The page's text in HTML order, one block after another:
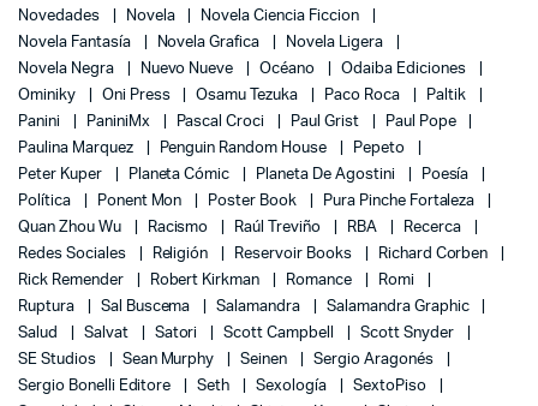
Novedades
Novela
Novela Ciencia Ficcion
Novela Fantasía
Novela Grafica
Novela Ligera
Novela Negra
Nuevo Nueve Océano
Odaiba Ediciones
Ominiky
Oni Press Osamu Tezuka Paco Roca
Paltik
Panini
PaniniMx Pascal Croci Paul Grist
Paul Pope
Paulina Marquez
Penguin Random House
Pepeto
Peter Kuper
Planeta Cómic Planeta De Agostini
Poesía
Política
Ponent Mon Poster Book
Pura Pinche Fortaleza
Quan Zhou Wu
Racismo Raúl Treviño RBA
Recerca
Redes Sociales
Religión Reservoir Books
Richard Corben
Rick Remender
Robert Kirkman Romance
Romi
Ruptura
Sal Buscema Salamandra
Salamandra Graphic
Salud
Salvat Satori Scott Campbell
Scott Snyder
SE Studios
Sean Murphy Seinen
Sergio Aragonés
Sergio Bonelli Editore
Seth Sexología
SextoPiso